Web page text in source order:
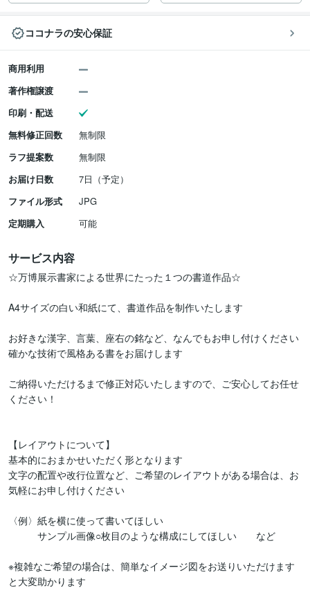
ココナラの安心保証
商用利用
著作権譲渡
印刷・配送
無料修正回数
無制限
ラフ提案数
無制限
お届け日数
7日（予定）
ファイル形式
JPG
定期購入
可能
サービス内容
☆万博展示書家による世界にたった１つの書道作品☆
A4サイズの白い和紙にて、書道作品を制作いたします
お好きな漢字、言葉、座右の銘など、なんでもお申し付けください
確かな技術で風格ある書をお届けします
ご納得いただけるまで修正対応いたしますので、ご安心してお任せ
ください！
【レイアウトについて】
基本的におまかせいただく形となります
文字の配置や改行位置など、ご希望のレイアウトがある場合は、お
気軽にお申し付けください
〈例〉紙を横に使って書いてほしい
サンプル画像○枚目のような構成にしてほしい　　など
※複雑なご希望の場合は、簡単なイメージ図をお送りいただけます
と大変助かります